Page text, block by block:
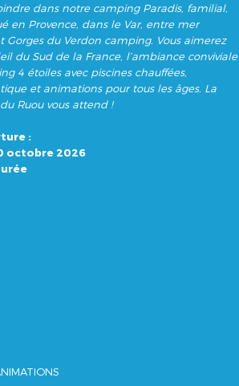
dans notre camping Paradis, familial,
en Provence, dans le Var, entre mer
Gorges du Verdon camping. Vous aimerez
du Sud de la France, l’ambiance conviviale
4 étoiles avec piscines chauffées,
et animations pour tous les âges. La
Ruou vous attend !
:
octobre 2026